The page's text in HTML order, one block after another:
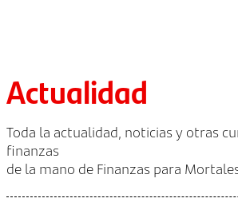
Actualidad
Toda la actualidad, noticias y otras
finanzas
de la mano de Finanzas para